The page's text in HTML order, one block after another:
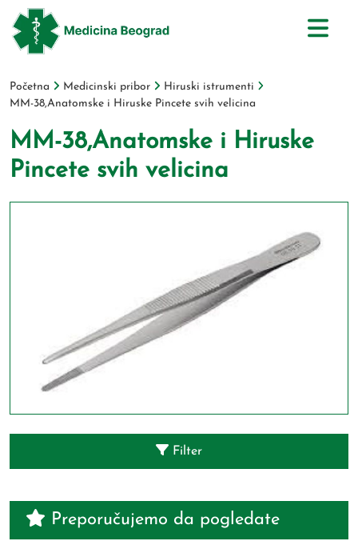
Početna Medicinski pribor
Hiruski istrumenti
MM-38,Anatomske i Hiruske Pincete svih velicina
MM-38,Anatomske i Hiruske
Pincete svih velicina
Filter
Preporučujemo da pogledate